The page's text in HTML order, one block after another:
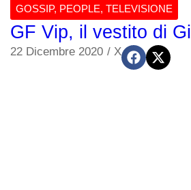
GOSSIP, PEOPLE, TELEVISIONE
GF Vip, il vestito di
22 Dicembre 2020 / X